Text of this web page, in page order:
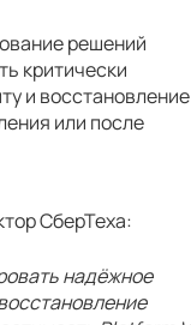
решений
критически
и восстановление
или после
СберТеха:
надёжное